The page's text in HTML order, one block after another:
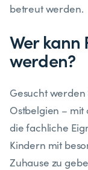
betreut werden.
Wer
werden?
Gesucht werden
Ostbelgien – mit
die fachliche
Kindern mit
Zuhause zu